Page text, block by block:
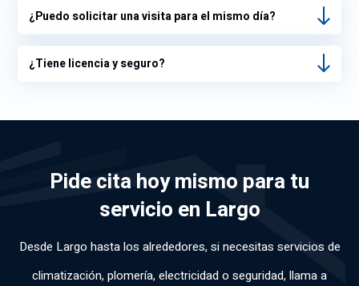
¿Puedo solicitar una visita para el mismo día?
¿Tiene licencia y seguro?
Pide cita hoy mismo para tu
servicio en Largo
Desde Largo hasta los alrededores, si necesitas servicios de
climatización, plomería, electricidad o seguridad, llama a